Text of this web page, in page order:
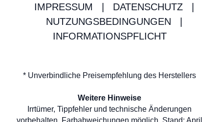
IMPRESSUM DATENSCHUTZ
NUTZUNGSBEDINGUNGEN
INFORMATIONSPFLICHT
* Unverbindliche Preisempfehlung des Herstellers
Weitere Hinweise
Irrtümer, Tippfehler und technische Änderungen